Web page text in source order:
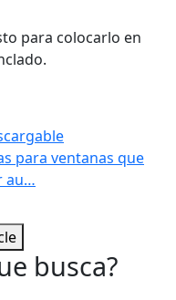
para colocarlo en
para ventanas que
au…
busca?